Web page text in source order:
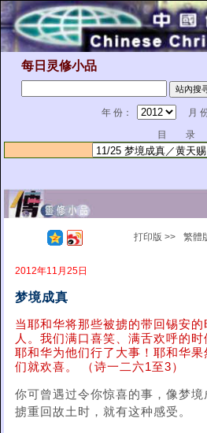
每日灵修小品
年 份：
月
目 录
打印版 >> 繁體
2012年11月25日
梦境成真
当耶和华将那些被掳的带回锡安
人。我们满口喜笑、满舌欢呼的时
耶和华为他们行了大事！耶和华
们就欢喜。 （诗一二六1至3）
你可曾遇过令你惊喜的事，像梦
掳重回故土时，就有这种感受。